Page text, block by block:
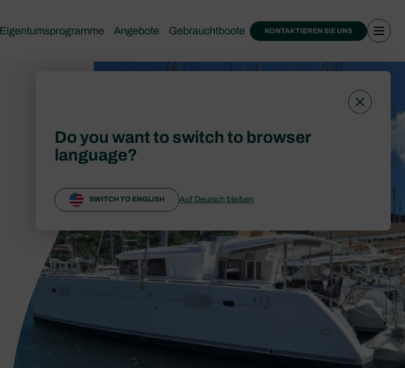
Eigentumsprogramme Angebote Gebrauchtboote KONTAKTIEREN SIE UNS
Do you want to switch to browser
language?
SWITCH TO ENGLISH Auf Deutsch bleiben